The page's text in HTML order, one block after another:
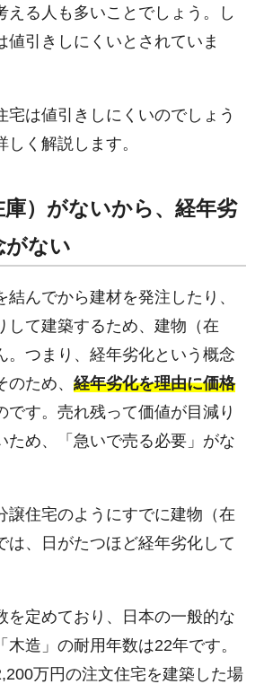
える人も多いことでしょう。し
値引きしにくいとされていま
宅は値引きしにくいのでしょう
く解説します。
庫）がないから、経年劣
がない
んでから建材を発注したり、
して建築するため、建物（在
。つまり、経年劣化という概念
ため、 経年劣化を理由に価格
です。売れ残って価値が目減り
ため、「急いで売る必要」がな
譲住宅のようにすでに建物（在
は、日がたつほど経年劣化して
を定めており、日本の一般的な
造」の耐用年数は22年です。
万円の注文住宅を建築した場